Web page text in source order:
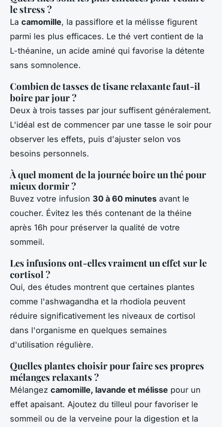
le stress ?
La camomille, la passiflore et la mélisse figurent
parmi les plus efficaces. Le thé vert contient de la
L-théanine, un acide aminé qui favorise la détente
sans somnolence.
Combien de tasses de tisane relaxante faut-il
boire par jour ?
Deux à trois tasses par jour suffisent généralement.
L'idéal est de commencer par une tasse le soir pour
observer les effets, puis d'ajuster selon vos
besoins personnels.
À quel moment de la journée boire un thé pour
mieux dormir ?
Buvez votre infusion 30 à 60 minutes avant le
coucher. Évitez les thés contenant de la théine
après 16h pour préserver la qualité de votre
sommeil.
Les infusions ont-elles vraiment un effet sur le
cortisol ?
Oui, des études montrent que certaines plantes
comme l'ashwagandha et la rhodiola peuvent
réduire significativement les niveaux de cortisol
dans l'organisme en quelques semaines
d'utilisation régulière.
Quelles plantes choisir pour faire ses propres
mélanges relaxants ?
Mélangez camomille, lavande et mélisse pour un
effet apaisant. Ajoutez du tilleul pour favoriser le
sommeil ou de la verveine pour la digestion et la